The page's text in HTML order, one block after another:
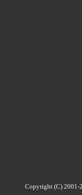
Copyright (C) 2001-